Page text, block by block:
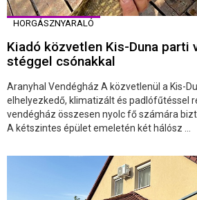
HORGÁSZNYARALÓ
Kiadó közvetlen Kis-Duna parti
stéggel csónakkal
Aranyhal Vendégház A közvetlenül a Kis-
elhelyezkedő, klimatizált és padlófűtéssel
vendégház összesen nyolc fő számára
A kétszintes épület emeletén két hálósz ...